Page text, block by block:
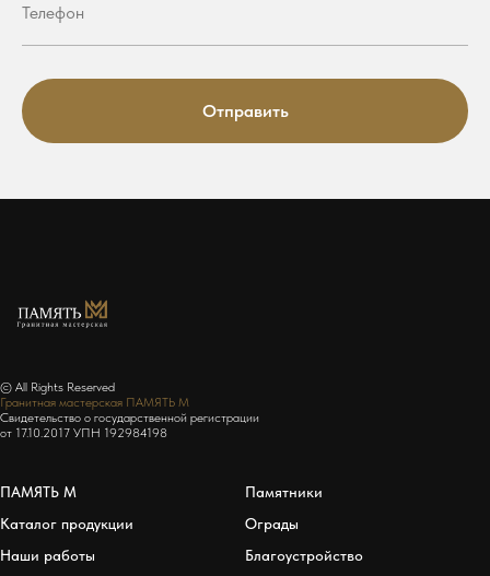
Отправить
© All Rights Reserved
Гранитная мастерская ПАМЯТЬ М
Свидетельство о государственной регистрации
от 17.10.2017 УПН 192984198
ПАМЯТЬ М
Каталог продукции
Наши работы
Памятники
Ограды
Благоустройство